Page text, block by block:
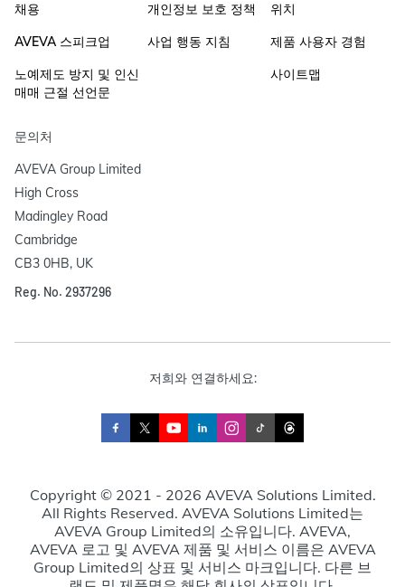
채용
AVEVA 스피크업
노예제도 방지 및 인신
매매 근절 선언문
개인정보 보호 정책
사업 행동 지침
위치
제품 사용자 경험
사이트맵
문의처
AVEVA Group Limited
High Cross
Madingley Road
Cambridge
CB3 0HB, UK
Reg. No. 2937296
저희와 연결하세요:
Copyright © 2021 - 2026 AVEVA Solutions Limited.
All Rights Reserved. AVEVA Solutions Limited는
AVEVA Group Limited의 소유입니다. AVEVA,
AVEVA 로고 및 AVEVA 제품 및 서비스 이름은 AVEVA
Group Limited의 상표 및 서비스 마크입니다. 다른 브